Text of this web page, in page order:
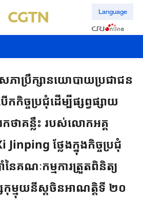
Language
ភាប្រឹក្សា​នយោបាយ​ប្រជាជន​
កិច្ចប្រជុំ​​ដើម្បី​ផ្សព្វផ្សាយ​
ថា​គន្លឹះ របស់​លោក​អគ្គ
Jinping ថ្លែងក្នុងកិច្ចប្រជុំ​
ៃ​គណៈកម្មការ​ត្រួតពិនិត្យ​
កុម្មុយនីស្តចិន​អាណត្តិទី ២០